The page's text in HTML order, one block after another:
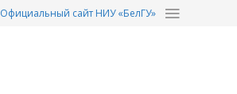
Официальный сайт НИУ «БелГУ»